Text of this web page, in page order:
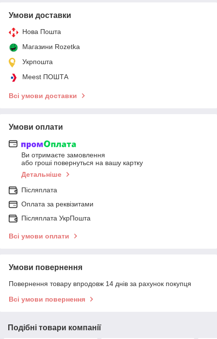
Умови доставки
Нова Пошта
Магазини Rozetka
Укрпошта
Meest ПОШТА
Всі умови доставки
Умови оплати
Ви отримаєте замовлення
або гроші повернуться на вашу картку
Детальніше
Післяплата
Оплата за реквізитами
Післяплата УкрПошта
Всі умови оплати
Умови повернення
Повернення товару впродовж 14 днів за рахунок покупця
Всі умови повернення
Подібні товари компанії